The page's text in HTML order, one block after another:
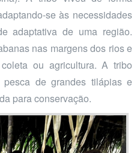
se às necessidades
adaptativa de uma região.
nas margens dos rios e
ou agricultura. A tribo
de grandes tilápias e
para conservação.